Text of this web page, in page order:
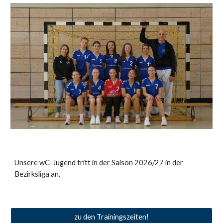
UnserewC-Jugend tritt in der Saison 2026/27 in der
Bezirksliga an.
zu den Trainingszeiten!